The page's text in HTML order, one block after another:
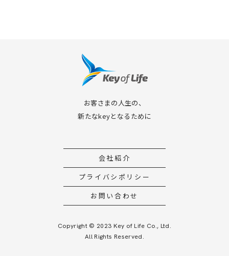
お客さまの人生の、
新たなkeyとなるために
会社紹介
プライバシポリシー
お問い合わせ
Copyright © 2023 Key of Life Co., Ltd.
All Rights Reserved.